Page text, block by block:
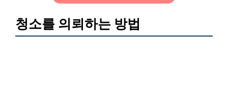
청소를 의뢰하는 방법